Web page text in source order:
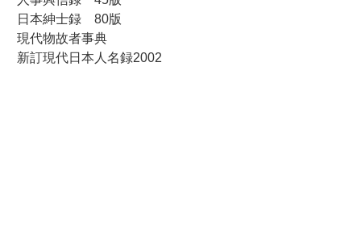
日本紳士録 80版
現代物故者事典
新訂現代日本人名録2002